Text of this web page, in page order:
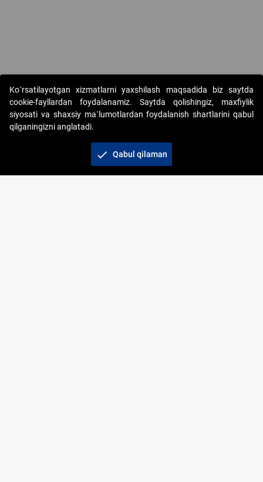
Copyright © 2017-2026. "Elektron onlayn-auksionlarni
tashkil etish" AJ. Barcha huquqlar himoyalangan
Ko`rsatilayotgan xizmatlarni yaxshilash maqsadida biz saytda
cookie-fayllardan foydalanamiz. Saytda qolishingiz, maxfiylik
siyosati va shaxsiy ma`lumotlardan foydalanish shartlarini qabul
qilganingizni anglatadi.
check Qabul qilaman